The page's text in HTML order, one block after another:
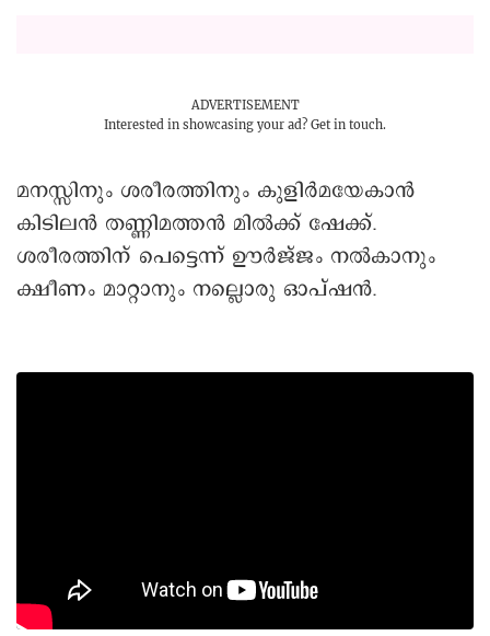
ADVERTISEMENT
Interested in showcasing your ad? Get in touch.
മനസ്സിനും ശരീരത്തിനും കുളിർമയേകാൻ
കിടിലൻ തണ്ണിമത്തൻ മിൽക്ക് ഷേക്ക്.
ശരീരത്തിന് പെട്ടെന്ന് ഊർജ്ജം നൽകാനും
ക്ഷീണം മാറ്റാനും നല്ലൊരു ഓപ്ഷൻ.